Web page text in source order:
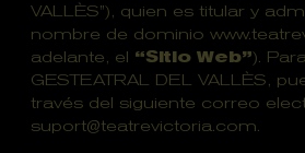
VALLÈS”), quien es titular y
nombre de dominio
adelante, el “Sitio Web”).
GESTEATRAL DEL VALLÈS,
través del siguiente correo
suport@teatrevictoria.com